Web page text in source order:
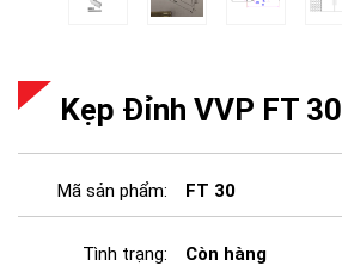
Kẹp Đỉnh VVP FT 30
Mã sản phẩm: FT 30
Tình trạng: Còn hàng